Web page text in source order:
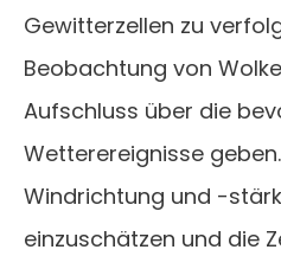
Gewitterzellen zu
Beobachtung von
Aufschluss über die
Wetterereignisse
Windrichtung und -
einzuschätzen und die